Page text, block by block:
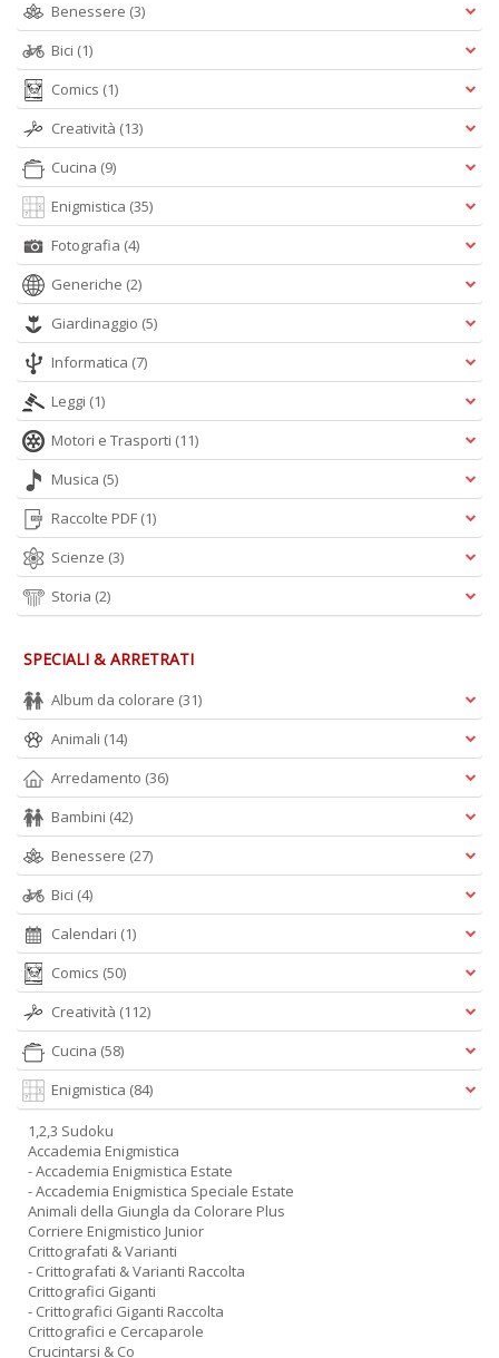
Benessere (3)
Bici (1)
Comics (1)
Creatività (13)
Cucina (9)
Enigmistica (35)
Fotografia (4)
Generiche (2)
Giardinaggio (5)
Informatica (7)
Leggi (1)
Motori e Trasporti (11)
Musica (5)
Raccolte PDF (1)
Scienze (3)
Storia (2)
SPECIALI & ARRETRATI
Album da colorare (31)
Animali (14)
Arredamento (36)
Bambini (42)
Benessere (27)
Bici (4)
Calendari (1)
Comics (50)
Creatività (112)
Cucina (58)
Enigmistica (84)
1,2,3 Sudoku
Accademia Enigmistica
- Accademia Enigmistica Estate
- Accademia Enigmistica Speciale Estate
Animali della Giungla da Colorare Plus
Corriere Enigmistico Junior
Crittografati & Varianti
- Crittografati & Varianti Raccolta
Crittografici Giganti
- Crittografici Giganti Raccolta
Crittografici e Cercaparole
Crucintarsi & Co